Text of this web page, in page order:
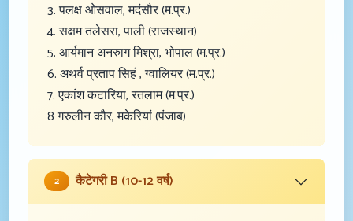
3. पलक्ष ओसवाल, मदंसौर (म.प्र.)
4. सक्षम तलेसरा, पाली (राजस्थान)
5. आर्यमान अनरुाग मिश्रा, भोपाल (म.प्र.)
6. अथर्व प्रताप सिहं , ग्वालियर (म.प्र.)
7. एकांश कटारिया, रतलाम (म.प्र.)
8 गरुलीन कौर, मकेरियां (पंजाब)
2 कैटेगरी B (10-12 वर्ष)